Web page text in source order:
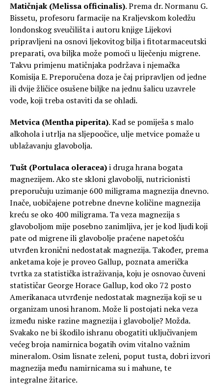
Matičnjak (Melissa officinalis). Prema dr. Normanu G.
Bissetu, profesoru farmacije na Kraljevskom koledžu
londonskog sveučilišta i autoru knjige Lijekovi
pripravljeni na osnovi ljekovitog bilja i fitotarmaceutski
preparati, ova biljka može pomoći u liječenju migrene.
Takvu primjenu matičnjaka podržava i njemačka
Komisija E. Preporučena doza je čaj pripravljen od jedne
ili dvije žličice osušene biljke na jednu šalicu uzavrele
vode, koji treba ostaviti da se ohladi.
Metvica (Mentha piperita). Kad se pomiješa s malo
alkohola i utrlja na sljepoočice, ulje metvice pomaže u
ublažavanju glavobolja.
Tušt (Portulaca oleracea)i druga hrana bogata
magnezijem. Ako ste skloni glavobolji, nutricionisti
preporučuju uzimanje 600 miligrama magnezija dnevno.
Inače, uobičajene potrebne dnevne količine magnezija
kreću se oko 400 miligrama. Ta veza magnezija s
glavoboljom mije posebno zanimljiva, jer je kod ljudi koji
pate od migrene ili glavobolje praćene napetošću
utvrđen kronični nedostatak magnezija. Također, prema
anketama koje je proveo Gallup, poznata američka
tvrtka za statistička istraživanja, koju je osnovao čuveni
statističar George Horace Gallup, kod oko 72 posto
Amerikanaca utvrđenje nedostatak magnezija koji se u
organizam unosi hranom. Može li postojati neka veza
između niske razine magnezija i glavobolje? Možda.
Svakako ne bi škodilo ishranu obogatiti uključivanjem
većeg broja namirnica bogatih ovim vitalno važnim
mineralom. Osim lisnate zeleni, poput tusta, dobri izvori
magnezija među namirnicama su i mahune, te
integralne žitarice.